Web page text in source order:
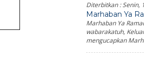
Diterbitkan :Senin,
Marhaban Ya
Marhaban Ya
wabarakatuh,
mengucapkan